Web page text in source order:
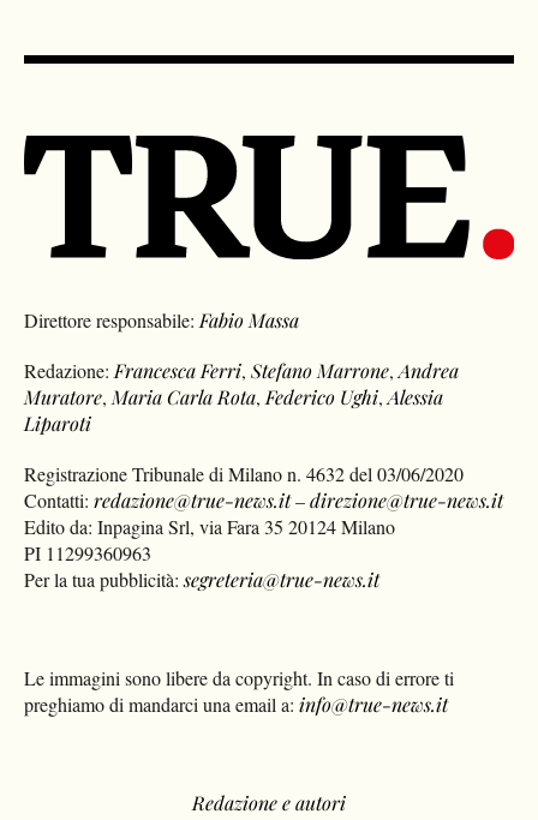
Direttore responsabile: Fabio Massa
Redazione: Francesca Ferri,Stefano Marrone,Andrea
Muratore, Maria Carla Rota, Federico Ughi,Alessia
Liparoti
Registrazione Tribunale di Milano n. 4632 del 03/06/2020
Contatti:redazione@true-news.it–direzione@true-news.it
Edito da: Inpagina Srl, via Fara 35 20124 Milano
PI 11299360963
Per la tua pubblicità:segreteria@true-news.it
Le immagini sono libere da copyright. In caso di errore ti
preghiamo di mandarci una email a: info@true-news.it
Redazione e autori